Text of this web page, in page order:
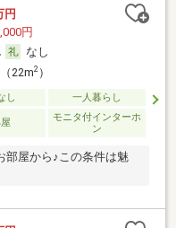
円
円
なし
22m2）
し 一人暮らし
モニタ付インターホ
ン
部屋から♪この条件は魅